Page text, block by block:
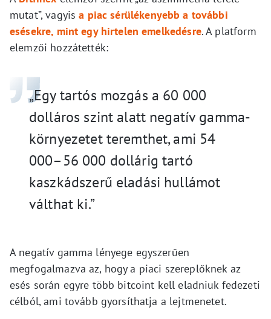
mutat”, vagyisa piac sérülékenyebb a további
esésekre, mint egy hirtelen emelkedésre. A platform
elemzői hozzátették:
„Egy tartós mozgás a 60 000
dolláros szint alatt negatív gamma-
környezetet teremthet, ami 54
000–56 000 dollárig tartó
kaszkádszerű eladási hullámot
válthat ki.”
A negatív gamma lényege egyszerűen
megfogalmazva az, hogy a piaci szereplőknek az
esés során egyre több bitcoint kell eladniuk fedezeti
célból, ami tovább gyorsíthatja a lejtmenetet.